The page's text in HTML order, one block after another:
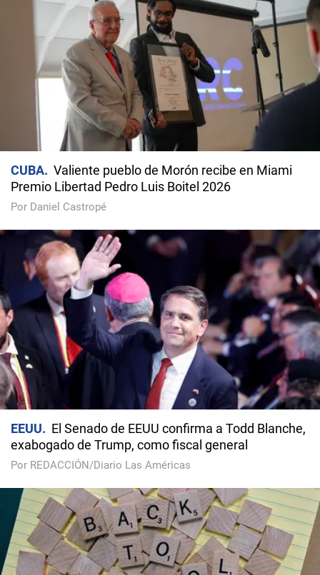
CUBA
Valiente pueblo de Morón recibe en Miami
Premio Libertad Pedro Luis Boitel 2026
Por Daniel Castropé
EEUU
El Senado de EEUU confirma a Todd Blanche,
exabogado de Trump, como fiscal general
Por REDACCIÓN/Diario Las Américas